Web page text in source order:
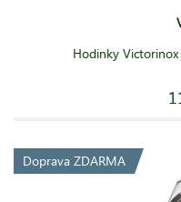
Hodinky Victorinox
Doprava ZDARMA